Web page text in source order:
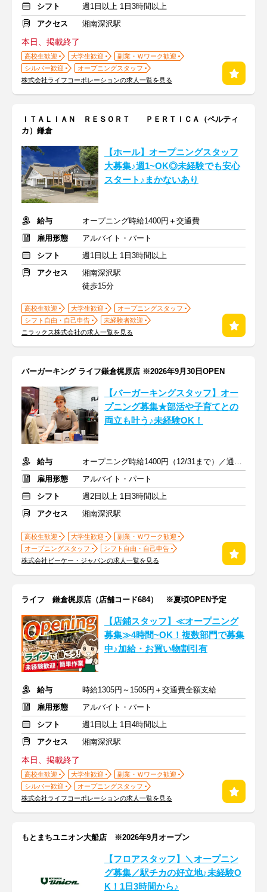
シフト
週1日以上 1日3時間以上
アクセス
湘南深沢駅
本日、掲載終了
高校生歓迎 大学生歓迎
副業・Ｗワーク歓迎
シルバー歓迎
オープニングスタッフ
株式会社ライフコーポレーションの求人一覧を見る
ＩＴＡＬＩＡＮ ＲＥＳＯＲＴ ＰＥＲＴＩＣＡ（ペルティ
カ）鎌倉
【ホール】オープニングスタッフ
大募集♪週1~OK◎未経験でも安心
スタート♪まかないあり
給与
オープニング時給1400円＋交通費
雇用形態
アルバイト・パート
シフト
週1日以上 1日3時間以上
アクセス
湘南深沢駅
徒歩15分
高校生歓迎 大学生歓迎
オープニングスタッフ
シフト自由・自己申告
未経験者歓迎
ニラックス株式会社の求人一覧を見る
バーガーキング ライフ鎌倉梶原店 ※2026年9月30日OPEN
【バーガーキングスタッフ】オー
プニング募集★部活や子育てとの
両立も叶う♪未経験OK！
給与
オープニング時給1400円（12/31まで）／通常時給1300円～
雇用形態
アルバイト・パート
シフト
週2日以上 1日3時間以上
アクセス
湘南深沢駅
高校生歓迎 大学生歓迎
副業・Ｗワーク歓迎
オープニングスタッフ
シフト自由・自己申告
株式会社ビーケー・ジャパンの求人一覧を見る
ライフ 鎌倉梶原店（店舗コード684） ※夏頃OPEN予定
【店鋪スタッフ】≪オープニング
募集≫4時間~OK！複数部門で募集
中♪加給・お買い物割引有
給与
時給1305円～1505円＋交通費全額支給
雇用形態
アルバイト・パート
シフト
週1日以上 1日4時間以上
アクセス
湘南深沢駅
本日、掲載終了
高校生歓迎 大学生歓迎
副業・Ｗワーク歓迎
シルバー歓迎
オープニングスタッフ
株式会社ライフコーポレーションの求人一覧を見る
もとまちユニオン大船店 ※2026年9月オープン
【フロアスタッフ】＼オープニン
グ募集／駅チカの好立地♪未経験O
K！1日3時間から♪